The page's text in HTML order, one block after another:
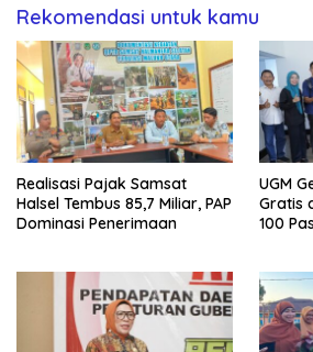
Rekomendasi untuk kamu
Realisasi Pajak Samsat
Halsel Tembus 85,7 Miliar, PAP
Dominasi Penerimaan
UGM
Gratis
100